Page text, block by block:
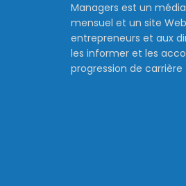
Managers est un
mensuel et un site
entrepreneurs et aux
les informer et les
progression de carrière